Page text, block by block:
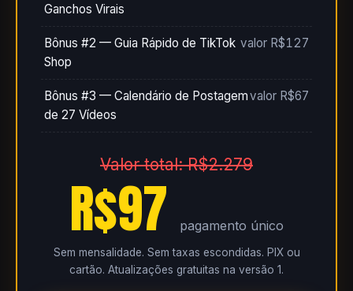
Ganchos Virais
Bônus #2 — Guia Rápido de TikTok
Shop
valor R$127
Bônus #3 — Calendário de Postagem
de 27 Vídeos
valor R$67
Valor total: R$2.279
R$97 pagamento único
Sem mensalidade. Sem taxas escondidas. PIX ou
cartão. Atualizações gratuitas na versão 1.